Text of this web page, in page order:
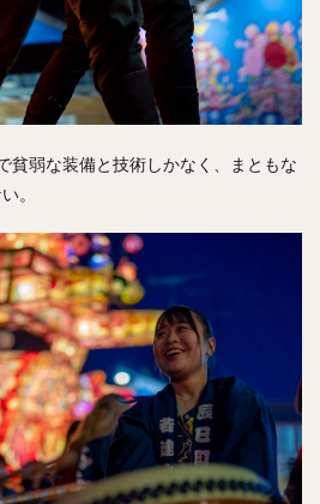
貧弱な装備と技術しかなく、まともな
。